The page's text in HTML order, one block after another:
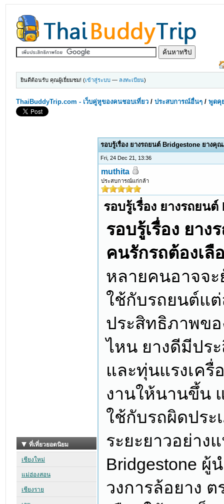
ยินดีต้อนรับ คุณผู้เยี่ยมชม! (เข้าสู่ระบบ — ลงทะเบียน)
ThaiBuddyTrip.com - เว็บคู่หูของคนชอบเที่ยว /ประสบการณ์อื่นๆ /พูดคุ
รอบรู้เรื่อง ยางรถยนต์ Bridgestone ยางคุ
Fri, 24 Dec 21, 13:36
muthita
ประสบการณ์แก่กล้า
รอบรู้เรื่อง ยางรถยน
รอบรู้เรื่อง ยา
คนรักรถต้องเลื
หลายคนอาจจ
ใช้กับรถยนต์แ
ประสิทธิภาพข
ไหน ยางดีมีปร
และทุ่นแรงเครื่
งานให้นานขึ้น
ใช้กับรถผิดประ
ระยะยาวอย่าง
Bridgestone ผู้
วงการล้อยาง